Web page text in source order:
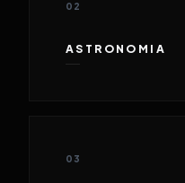
02
ASTRONOMIA
03